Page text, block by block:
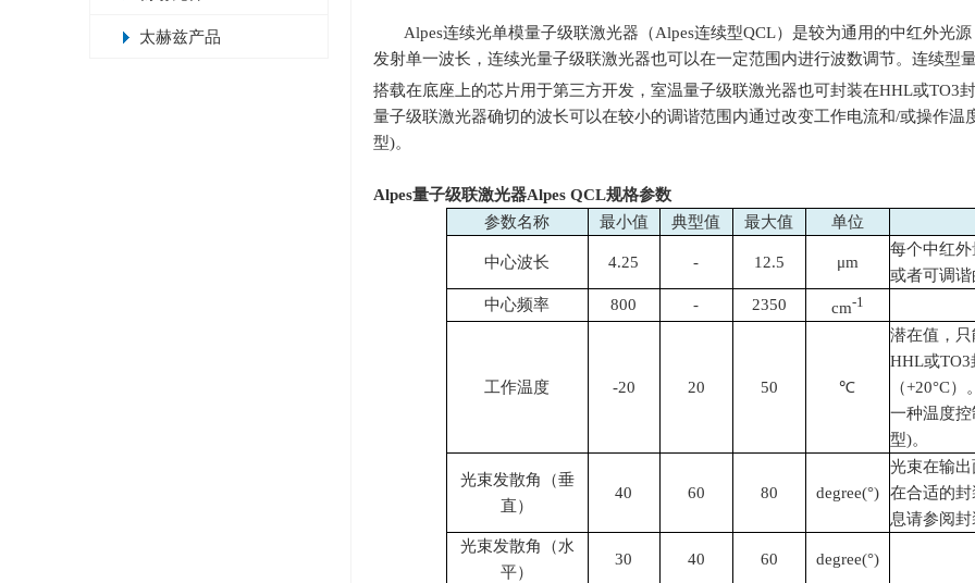
太赫兹产品 Alpes连续光单模量子级联激光器（Alpes连续型QCL）是较为通用的中红外光
发射单一波长，连续光量子级联激光器也可以在一定范围内进行波数调节。连续型
搭载在底座上的芯片用于第三方开发，室温量子级联激光器也可封装在HHL或TO3
量子级联激光器确切的波长可以在较小的调谐范围内通过改变工作电流和/或操作温
型)。
Alpes量子级联激光器Alpes QCL规格参数
参数名称
最小值 典型值 最大值 单位
中心波长 4.25 - 12.5 μm
每个中红
或者可调
中心频率
800 - 2350 cm-1
工作温度 -20 20 50 ℃
潜在值，
HHL或
（+20°C
一种温度
型)。
光束发散角（垂
直）
40 60 80 degree(°)
光束在输
在合适的
息请参阅
光束发散角（水
平）
30 40 60 degree(°)